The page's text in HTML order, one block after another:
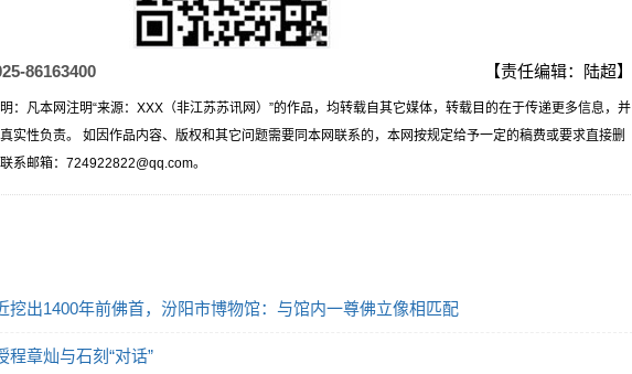
86163400 【责任编辑：陆超】
：凡本网注明“来源：XXX（非江苏苏讯网）”的作品，均转载自其它媒体，转载目的在于传递更多信息，并
实性负责。 如因作品内容、版权和其它问题需要同本网联系的，本网按规定给予一定的稿费或要求直接删
系邮箱：724922822@qq.com。
挖出1400年前佛首，汾阳市博物馆：与馆内一尊佛立像相匹配
程章灿与石刻“对话”